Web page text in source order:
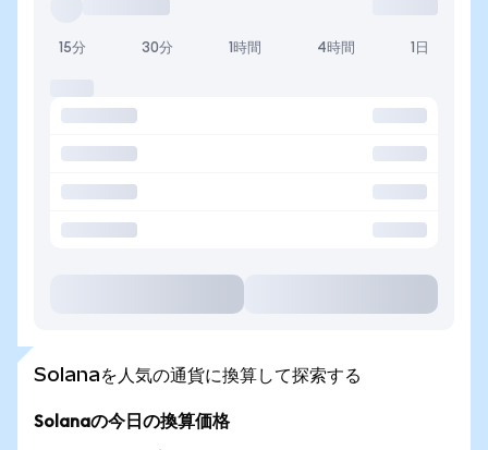
15分 30分 1時間 4時間 1日
Solanaを人気の通貨に換算して探索する
Solanaの今日の換算価格